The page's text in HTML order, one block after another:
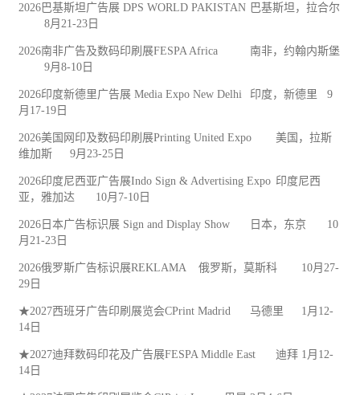
2026巴基斯坦广告展 DPS WORLD PAKISTAN 巴基斯坦，拉合尔
8月21-23日
2026南非广告及数码印刷展FESPA Africa
南非，约翰内斯堡
9月8-10日
2026印度新德里广告展 Media Expo New Delhi 印度，新德里
9
月17-19日
2026美国网印及数码印刷展Printing United Expo
美国，拉斯
维加斯
9月23-25日
2026印度尼西亚广告展Indo Sign & Advertising Expo 印度尼西
亚，雅加达
10月7-10日
2026日本广告标识展 Sign and Display Show 日本，东京
10
月21-23日
2026俄罗斯广告标识展REKLAMA 俄罗斯，莫斯科
10月27-
29日
★2027西班牙广告印刷展览会CPrint Madrid 马德里
1月12-
14日
★2027迪拜数码印花及广告展FESPA Middle East 迪拜 1月12-
14日